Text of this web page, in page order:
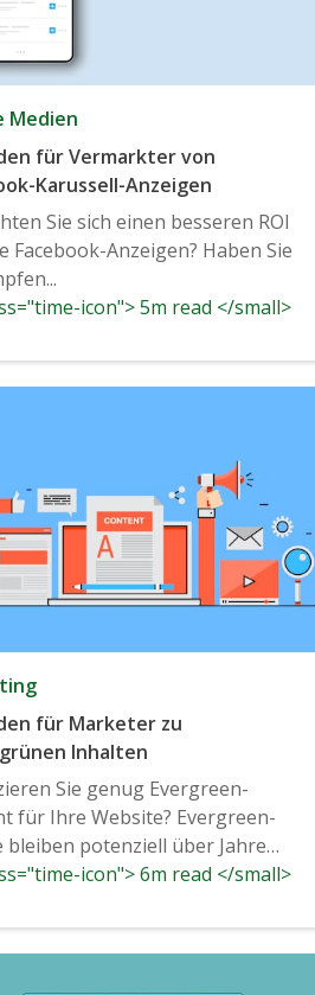
Medien
für Vermarkter von
Karussell-Anzeigen
Sie sich einen besseren ROI
Facebook-Anzeigen? Haben Sie
icon"> 5m read </small>
für Marketer zu
Inhalten
Sie genug Evergreen-
für Ihre Website? Evergreen-
bleiben potenziell über Jahre
relevant...icon"> 6m read </small>